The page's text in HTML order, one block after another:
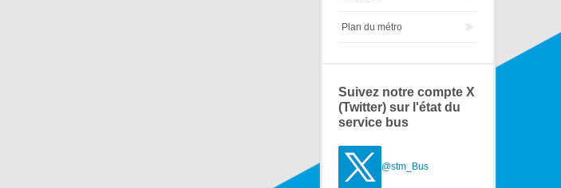
Plan du métro
Suivez notre compte X
(Twitter) sur l'état du
service bus
@stm_Bus